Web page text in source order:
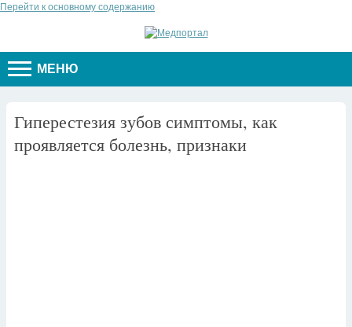
Перейти к основному содержанию
МЕНЮ
Гиперестезия зубов симптомы, как
проявляется болезнь, признаки